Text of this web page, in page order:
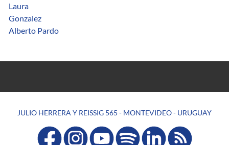
Laura
Gonzalez
Alberto Pardo
JULIO HERRERA Y REISSIG 565 - MONTEVIDEO - URUGUAY